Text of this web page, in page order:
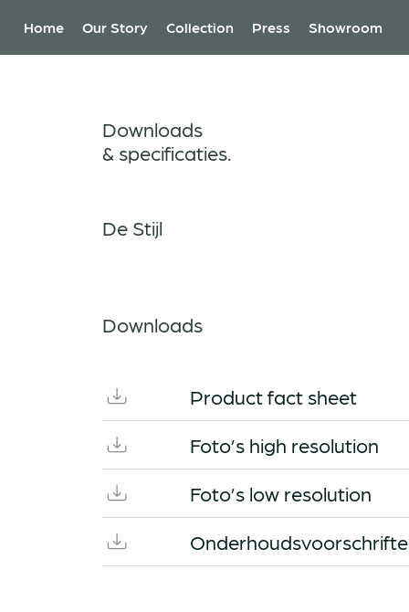
Home Our Story Collection Press Showroom
Downloads
& specificaties.
De Stijl
Downloads
Product fact sheet
Foto’s high resolution
Foto’s low resolution